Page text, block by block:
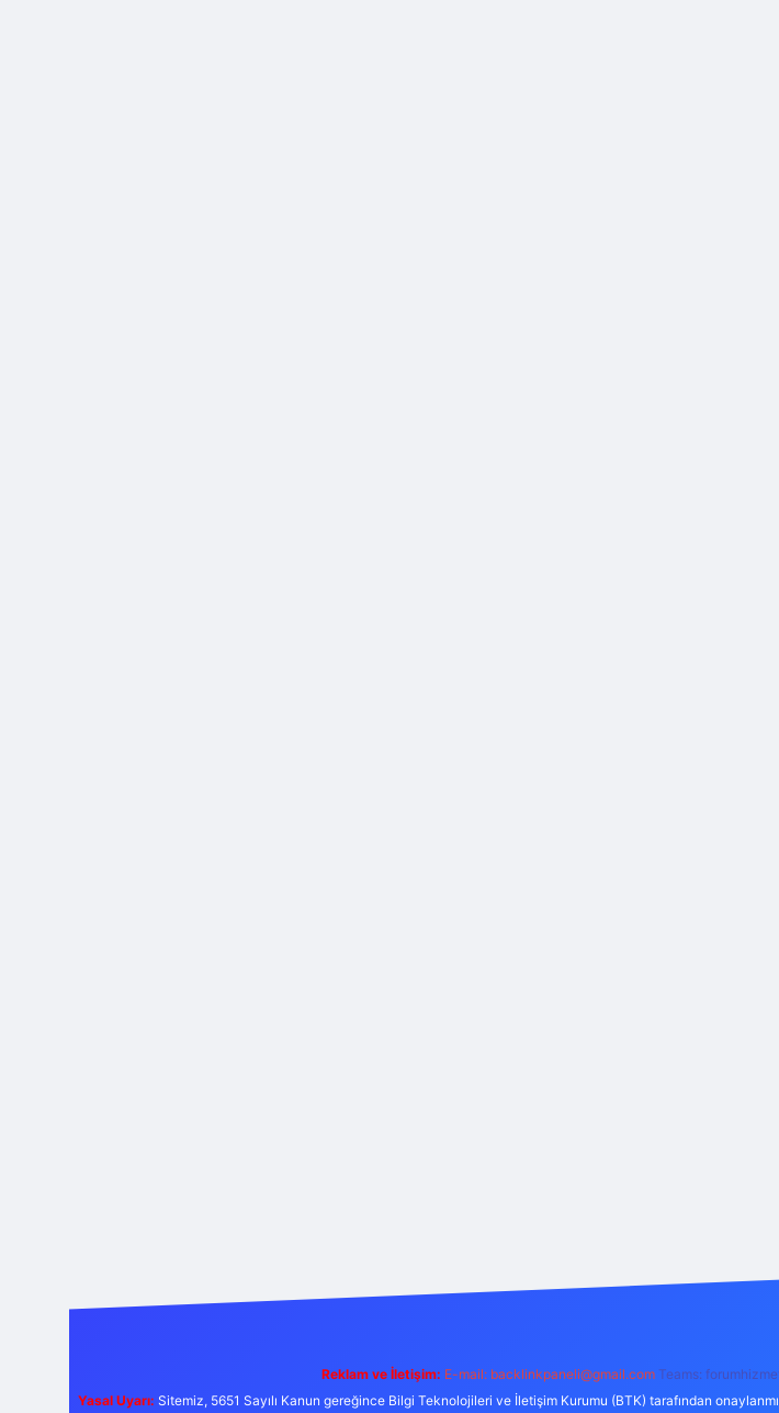
Reklam ve İletişim: E-mail: backlinkpaneli@gmail.com Teams:
Yasal Uyarı: Sitemiz, 5651 Sayılı Kanun gereğince Bilgi Teknolojileri ve İletişim Kurumu (BTK) tarafından